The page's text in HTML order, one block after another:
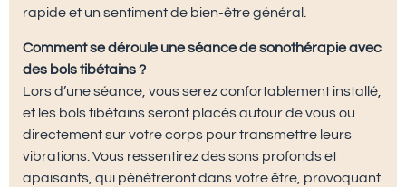
rapide et un sentiment de bien-être général.
Comment se déroule une séance de sonothérapie avec
des bols tibétains ?
Lors d’une séance, vous serez confortablement installé,
et les bols tibétains seront placés autour de vous ou
directement sur votre corps pour transmettre leurs
vibrations. Vous ressentirez des sons profonds et
apaisants, qui pénétreront dans votre être, provoquant